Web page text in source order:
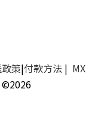
策|付款方法| MX
©2026